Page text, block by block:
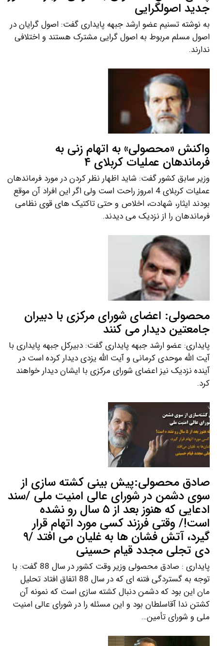
جدید اصولگرایی
به نوشته تسنیم عضو ارشد جبهه پایداری گفت: اصول گرایان در
اصول مسلم مربوط به اصول گرایی مشترک هستند و اختلافی
ندارند.
واکنش «محصولی» به اتهام زنی به
فرماندهان عملیات کربلای ۴
وزیر سابق کشور گفت: شاید اظهار نظر کردن در مورد فرماندهان
عملیات کربلای 4 امروز راحت است ولی اگر این افراد آن موقع
بودند ایثار، شهادت، اخلاص و حتی تاکتیک های قوی نظامی
فرماندهان را از نزدیک می دیدند.
محصولی: اعضای شورای مرکزی با دبیران
جامعتین دیدار می کنند
پایداری: عضو ارشد جبهه پایداری گفت: دبیرکل جبهه پایداری با
آیت الله موحدی کرمانی و آیت الله یزدی دیدار کرده است در
آینده نزدیک نیز اعضای شورای مرکزی با ایشان دیدار خواهند
کرد.
صادق محصولی:پیش بینی کشته سازی از
سوی دشمن در شورای عالی امنیت ملی /سند
ادعایی که هنوز بعد از ۵ سال رو نشده
است!/ وقتی فرزند کسی مورد اتهام قرار
گیرد، آتش فشان ها به غلیان می افتد /۹
دی تجلی مجدد قیام حسینی
پایداری : صادق محصولی وزیر وقت کشور در سال 88 گفت: با
توجه به گستردگی فتنه ای که در سال 88 اتفاق افتاد تحلیل
مان این بود که دشمن دنبال کشته سازی است که نمونه آن
کشتن ندا آقاسلطان بود و این مسئله را در شورای عالی امنیت
ملی و شورای تأمین…